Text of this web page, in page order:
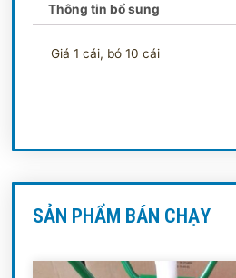
Thông tin bổ sung
Giá 1 cái, bó 10 cái
SẢN PHẨM BÁN CHẠY